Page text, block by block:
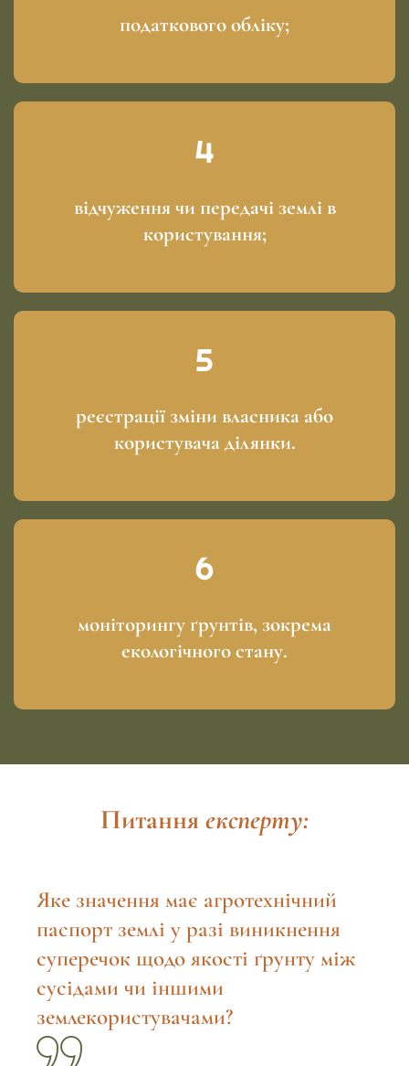
податкового обліку;
відчуження чи передачі землі в
користування;
реєстрації зміни власника або
користувача ділянки.
моніторингу ґрунтів, зокрема
екологічного стану.
Питання експерту:
Яке значення має агротехнічний
паспорт землі у разі виникнення
суперечок щодо якості ґрунту між
сусідами чи іншими
землекористувачами?